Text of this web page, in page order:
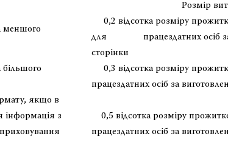
Розмір
меншого
0,2 відсотка розміру
для працездатних осіб за
сторінки
0,3 відсотка розміру
працездатних осіб за
якщо в
інформація з
0,5 відсотка розміру
працездатних осіб за